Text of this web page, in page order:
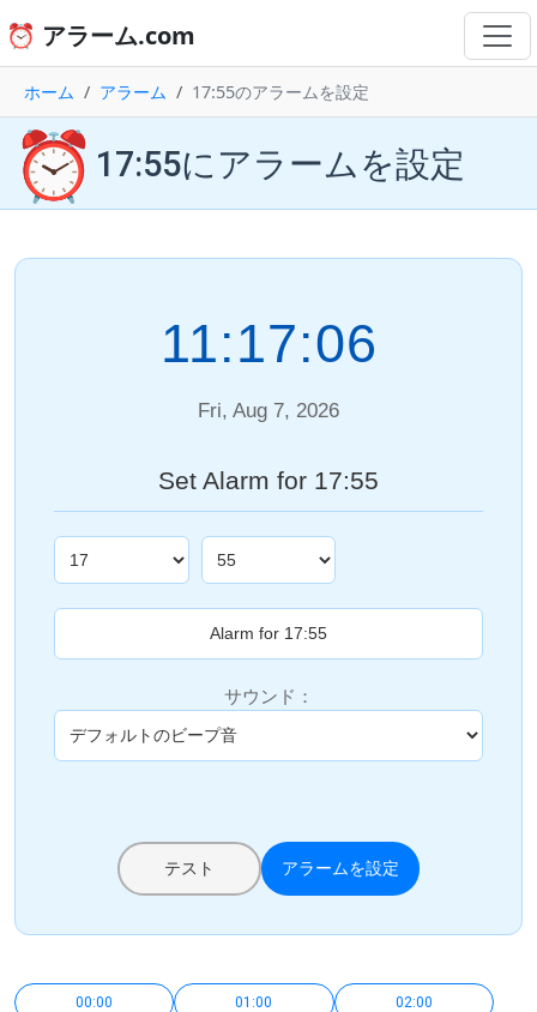
⏰ アラーム.com
ホーム アラーム 17:55のアラームを設定
⏰ 17:55にアラームを設定
11:17:06
Fri, Aug 7, 2026
Set Alarm for 17:55
サウンド：
テスト アラームを設定
00:00 01:00 02:00